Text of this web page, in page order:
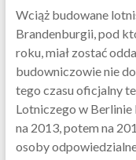
Wciąż budowane
Brandenburgii, pod
roku, miał zostać
budowniczowie nie
tego czasu oficjalny
Lotniczego w Berlinie
na 2013, potem na
osoby